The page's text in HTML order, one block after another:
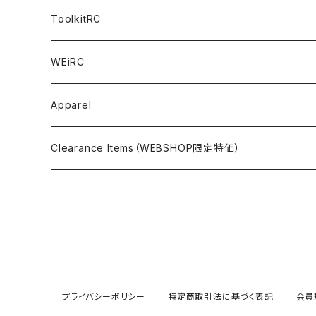
Option Parts For YOKOMO BD8
Accessories
Discontinued Products
Option Parts For A800R
M-Chassis（1/10 W/B210-225mm）
F1（1/10）
A800R
X4
X4F
Accessories
YOKOMO
BD12
BD11
MUGEN
MTC2
SANWA
Option Parts
Electronics
Tire Cleaner/Additive
Accessories
A12（KIT＆Spare & Optional）
Chemicals＜ケミカル＞
Shock Oil＜ショックオイル＞
Diff Oil＜デフオイル＞
Tires＜タイヤ関連＞
Additive＜グリップ剤＞
Glue＜瞬間接着剤＞
OptionParts＜オプションパーツ＞
AWESOMATIX A800R＜A800R用オプション＞
Accessories＜アクセサリー＞
ToolkitRC
WEiRC
Spring Steel Chassis
DLC Black Spring Steel Chassis
Apparel
Clearance Items（WEBSHOP限定特価）
プライバシーポリシー 特定商取引法に基づく表記 会員